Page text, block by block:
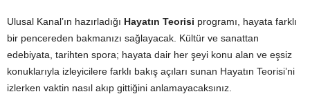
Ulusal Kanal’ın hazırladığı Hayatın Teorisi programı, hayata farklı
bir pencereden bakmanızı sağlayacak. Kültür ve sanattan
edebiyata, tarihten spora; hayata dair her şeyi konu alan ve eşsiz
konuklarıyla izleyicilere farklı bakış açıları sunan Hayatın Teorisi’ni
izlerken vaktin nasıl akıp gittiğini anlamayacaksınız.